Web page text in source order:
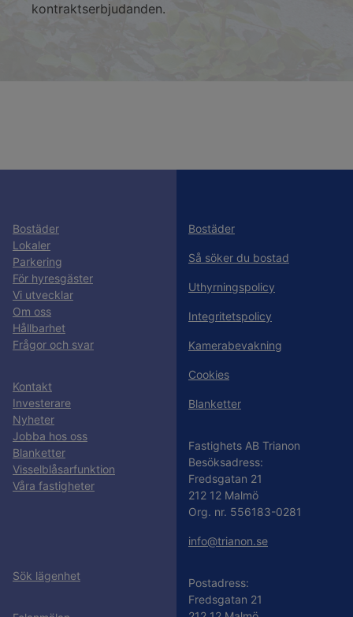
kontraktserbjudanden.
Bostäder
Lokaler
Parkering
För hyresgäster
Vi utvecklar
Om oss
Hållbarhet
Frågor och svar
Kontakt
Investerare
Nyheter
Jobba hos oss
Blanketter
Visselblåsarfunktion
Våra fastigheter
Sök lägenhet
Bostäder
Så söker du bostad
Uthyrningspolicy
Integritetspolicy
Kamerabevakning
Cookies
Blanketter
Fastighets AB Trianon
Besöksadress:
Fredsgatan 21
212 12 Malmö
Org. nr. 556183-0281
info@trianon.se
Postadress:
Fredsgatan 21